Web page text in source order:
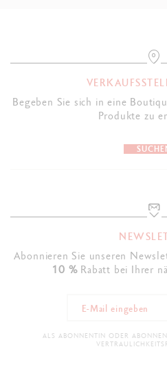
Ref
Begeben Sie sich in eine
Produkte zu
Abonnieren Sie unseren
10 %Rabatt bei Ihrer
ALS ABONNENTIN ODER